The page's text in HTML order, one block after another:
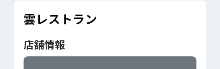
雲レストラン
店舗情報